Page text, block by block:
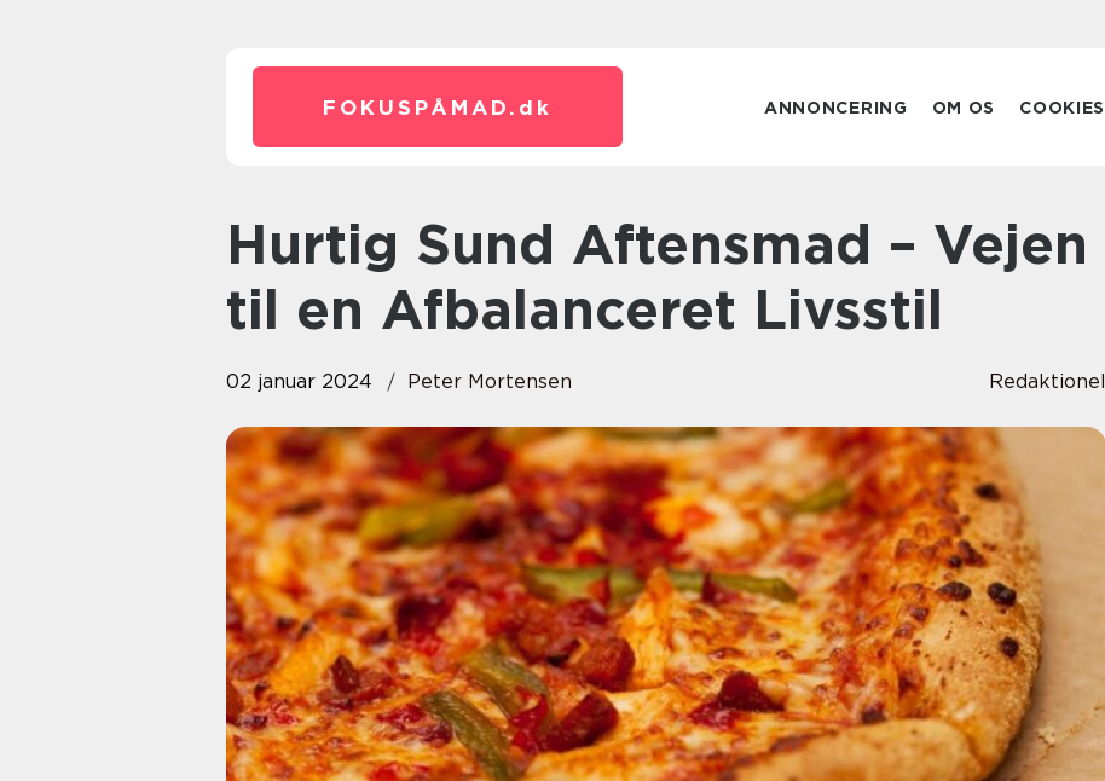
FOKUSPÅMAD. dk ANNONCERING OM OS COOKIES
Hurtig Sund Aftensmad – Vejen
til en Afbalanceret Livsstil
02 januar 2024 Peter Mortensen Redaktionel